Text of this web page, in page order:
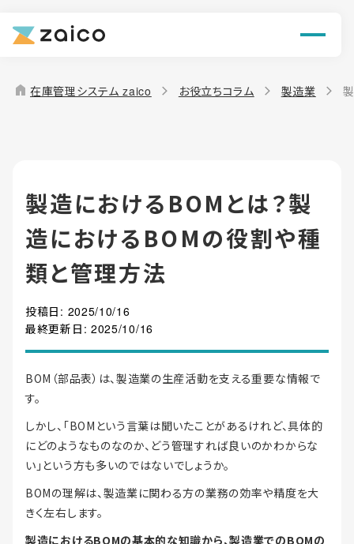
機能
解決できる課題
導入事例
お役立ち情報
home 在庫管理システム zaico お役立ちコラム 製造業
製造におけるBOMとは？製
造におけるBOMの役割や種
類と管理方法
投稿日: 2025/10/16
最終更新日: 2025/10/16
BOM（部品表）は、製造業の生産活動を支える重要な情報で
す。
しかし、「BOMという言葉は聞いたことがあるけれど、具体的
にどのようなものなのか、どう管理すれば良いのかわからな
い」という方も多いのではないでしょうか。
BOMの理解は、製造業に関わる方の業務の効率や精度を大
きく左右します。
製造におけるBOMの基本的な知識から、製造業でのBOMの